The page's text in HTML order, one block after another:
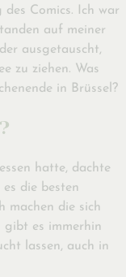
Comics. Ich war
auf meiner
ausgetauscht,
zu ziehen. Was
in Brüssel?
hatte, dachte
die besten
machen die sich
gibt es immerhin
lassen, auch in